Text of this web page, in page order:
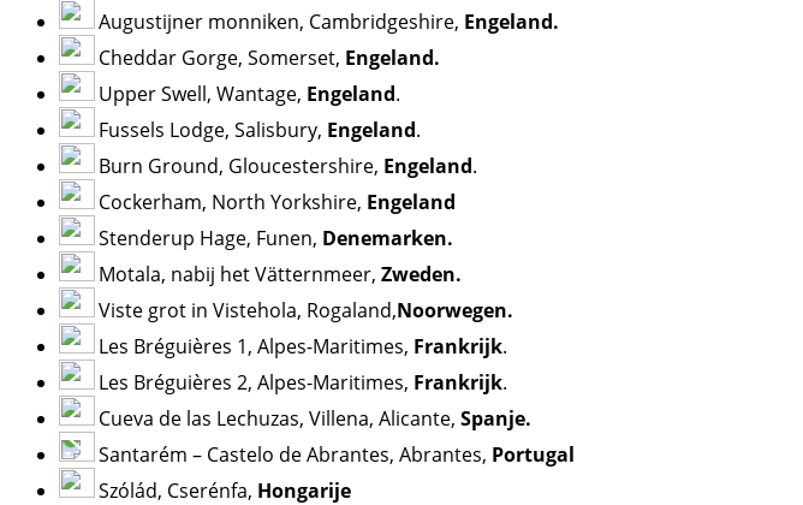
Augustijner monniken, Cambridgeshire, Engeland.
Cheddar Gorge, Somerset, Engeland.
Upper Swell, Wantage, Engeland.
Fussels Lodge, Salisbury, Engeland.
Burn Ground, Gloucestershire, Engeland.
Cockerham, North Yorkshire, Engeland
Stenderup Hage, Funen, Denemarken.
Motala, nabij het Vätternmeer, Zweden.
Viste grot in Vistehola, Rogaland,Noorwegen.
Les Bréguières 1, Alpes-Maritimes, Frankrijk.
Les Bréguières 2, Alpes-Maritimes, Frankrijk.
Cueva de las Lechuzas, Villena, Alicante, Spanje.
Santarém – Castelo de Abrantes, Abrantes, Portugal
Szólád, Cserénfa, Hongarije